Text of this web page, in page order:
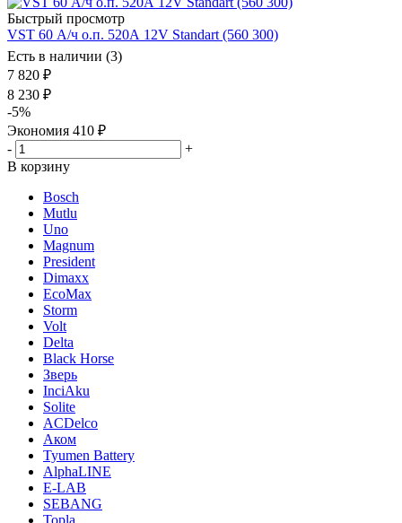
Быстрый просмотр
VST 60 А/ч о.п. 520А 12V Standart (560 300)
Есть в наличии (3)
7 820 ₽
8 230 ₽
-5%
Экономия 410 ₽
-
+
В корзину
Bosch
Mutlu
Uno
Magnum
President
Dimaxx
EcoMax
Storm
Volt
Delta
Black Horse
Зверь
InciAku
Solite
ACDelco
Аком
Tyumen Battery
AlphaLINE
E-LAB
SEBANG
Topla